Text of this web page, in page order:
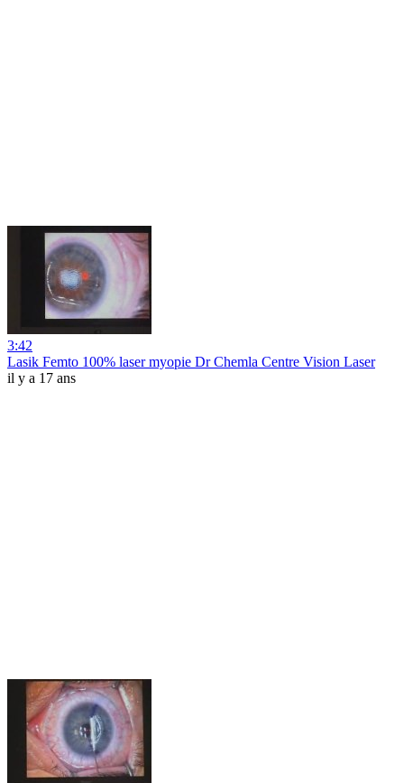
3:42
Lasik Femto 100% laser myopie Dr Chemla Centre Vision Laser
il y a 17 ans